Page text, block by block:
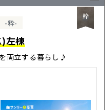
-粋-
左棟
両立する暮らし♪